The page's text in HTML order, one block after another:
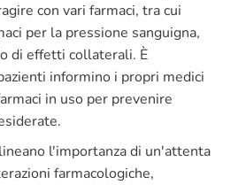
con vari farmaci, tra cui
per la pressione sanguigna,
di effetti collaterali. È
informino i propri medici
in uso per prevenire
l'importanza di un'attenta
farmacologiche,